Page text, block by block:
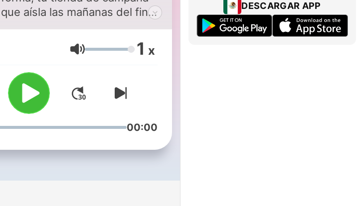
que aísla las mañanas del fin
de semana de la frenética
actualidad diaria. Con Juan
José Millás, Javier Sampedro,
Pere Estupinyà o Ángela
Quintas. En directo los
sábados y domingos a las
08:00 y a cualquier hora si te
suscribes.
Volumen 1 x
00:00
DESCARGAR APP